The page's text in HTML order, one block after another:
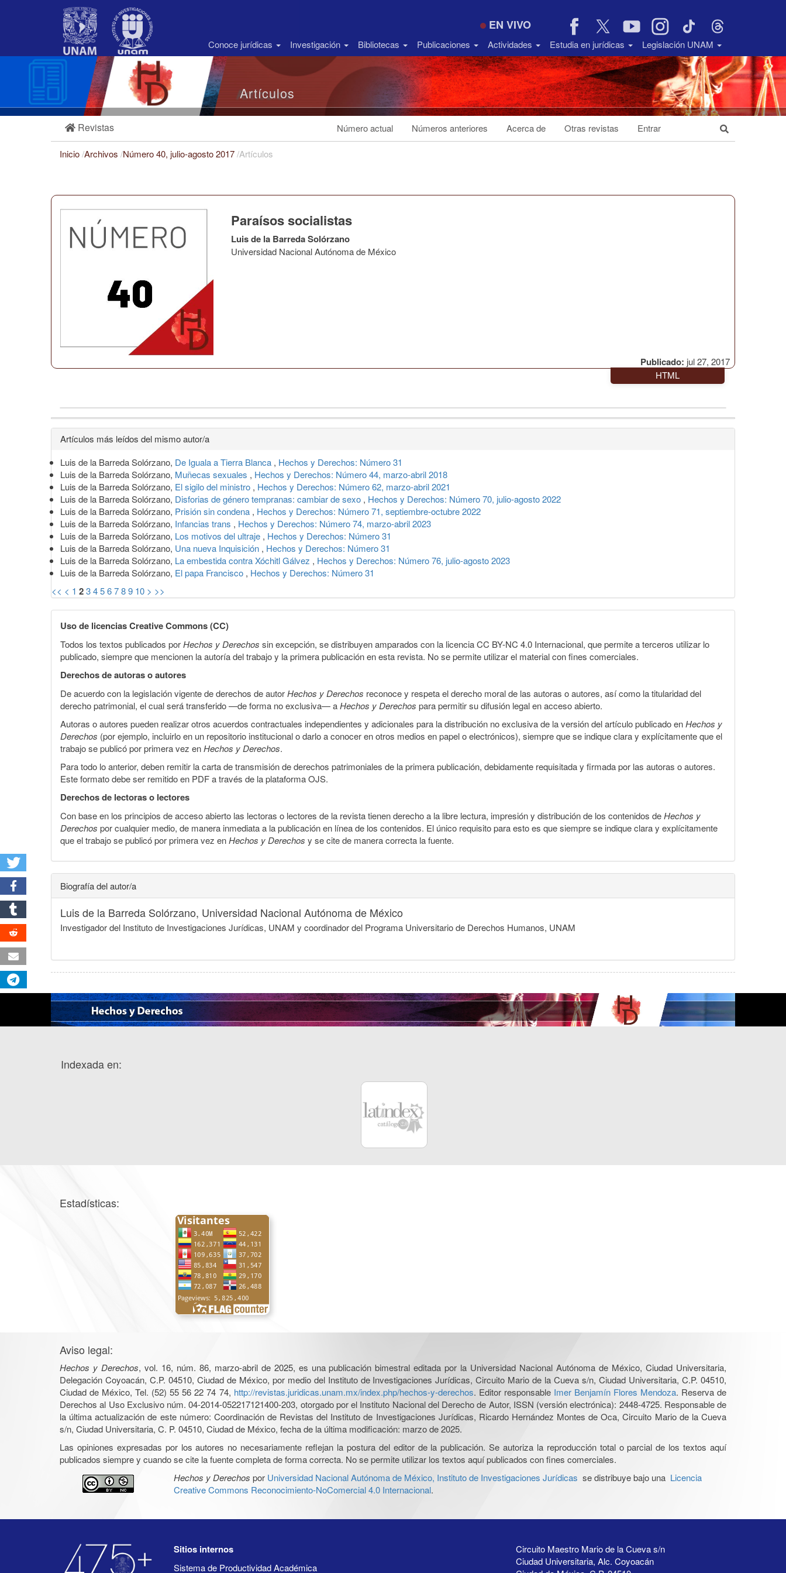
Barra
EN VIVO
Conoce jurídicas Investigación Bibliotecas Publicaciones Actividades Estudia en jurídicas Legislación UNAM
Artículos
Revistas Número actual Números anteriores Acerca de Otras revistas Entrar
Inicio/Archivos /Número 40, julio-agosto 2017/Artículos
Publicado: jul 27, 2017
Paraísos socialistas
Luis de la Barreda Solórzano
Universidad Nacional Autónoma de México
HTML
Detalles
del
artículo
Artículos más leídos del mismo autor/a
Luis de la Barreda Solórzano, De Iguala a Tierra Blanca , Hechos y Derechos: Número 31
Luis de la Barreda Solórzano, Muñecas sexuales , Hechos y Derechos: Número 44, marzo-abril 2018
Luis de la Barreda Solórzano, El sigilo del ministro , Hechos y Derechos: Número 62, marzo-abril 2021
Luis de la Barreda Solórzano, Disforias de género tempranas: cambiar de sexo , Hechos y Derechos: Número 70, julio-agosto 2022
Luis de la Barreda Solórzano, Prisión sin condena , Hechos y Derechos: Número 71, septiembre-octubre 2022
Luis de la Barreda Solórzano, Infancias trans , Hechos y Derechos: Número 74, marzo-abril 2023
Luis de la Barreda Solórzano, Los motivos del ultraje , Hechos y Derechos: Número 31
Luis de la Barreda Solórzano, Una nueva Inquisición , Hechos y Derechos: Número 31
Luis de la Barreda Solórzano, La embestida contra Xóchitl Gálvez , Hechos y Derechos: Número 76, julio-agosto 2023
Luis de la Barreda Solórzano, El papa Francisco , Hechos y Derechos: Número 31
<< < 1 23456789 10 > >>
Uso de licencias Creative Commons (CC)
Todos los textos publicados porHechos y Derechos sin excepción, se distribuyen amparados con la licencia CC BY-NC 4.0 Internacional, que permite a terceros utilizar lo
publicado, siempre que mencionen la autoría del trabajo y la primera publicación en esta revista. No se permite utilizar el material con fines comerciales.
Derechos de autoras o autores
De acuerdo con la legislación vigente de derechos de autorHechos y Derechos reconoce y respeta el derecho moral de las autoras o autores, así como la titularidad del
derecho patrimonial, el cual será transferido —de forma no exclusiva— aHechos y Derechos para permitir su difusión legal en acceso abierto.
Autoras o autores pueden realizar otros acuerdos contractuales independientes y adicionales para la distribución no exclusiva de la versión del artículo publicado enHechos y
Derechos (por ejemplo, incluirlo en un repositorio institucional o darlo a conocer en otros medios en papel o electrónicos), siempre que se indique clara y explícitamente que el
trabajo se publicó por primera vez enHechos y Derechos.
Para todo lo anterior, deben remitir la carta de transmisión de derechos patrimoniales de la primera publicación, debidamente requisitada y firmada por las autoras o autores.
Este formato debe ser remitido en PDF a través de la plataforma OJS.
Derechos de lectoras o lectores
Con base en los principios de acceso abierto las lectoras o lectores de la revista tienen derecho a la libre lectura, impresión y distribución de los contenidos deHechos y
Derechos por cualquier medio, de manera inmediata a la publicación en línea de los contenidos. El único requisito para esto es que siempre se indique clara y explícitamente
que el trabajo se publicó por primera vez enHechos y Derechos y se cite de manera correcta la fuente.
Biografía del autor/a
Luis de la Barreda Solórzano, Universidad Nacional Autónoma de México
Investigador del Instituto de Investigaciones Jurídicas, UNAM y coordinador del Programa Universitario de Derechos Humanos, UNAM
Indexada en:
Estadísticas:
Aviso legal:
Hechos y Derechos, vol. 16, núm. 86, marzo-abril de 2025, es una publicación bimestral editada por la Universidad Nacional Autónoma de México, Ciudad Universitaria,
Delegación Coyoacán, C.P. 04510, Ciudad de México, por medio del Instituto de Investigaciones Jurídicas, Circuito Mario de la Cueva s/n, Ciudad Universitaria, C.P. 04510,
Ciudad de México, Tel. (52) 55 56 22 74 74, http://revistas.juridicas.unam.mx/index.php/hechos-y-derechos. Editor responsable Imer Benjamín Flores Mendoza. Reserva de
Derechos al Uso Exclusivo núm. 04-2014-052217121400-203, otorgado por el Instituto Nacional del Derecho de Autor, ISSN (versión electrónica): 2448-4725. Responsable de
la última actualización de este número: Coordinación de Revistas del Instituto de Investigaciones Jurídicas, Ricardo Hernández Montes de Oca, Circuito Mario de la Cueva
s/n, Ciudad Universitaria, C. P. 04510, Ciudad de México, fecha de la última modificación: marzo de 2025.
Las opiniones expresadas por los autores no necesariamente reflejan la postura del editor de la publicación. Se autoriza la reproducción total o parcial de los textos aquí
publicados siempre y cuando se cite la fuente completa de forma correcta. No se permite utilizar los textos aquí publicados con fines comerciales.
Hechos y Derechos por Universidad Nacional Autónoma de México, Instituto de Investigaciones Jurídicas se distribuye bajo una Licencia
Creative Commons Reconocimiento-NoComercial 4.0 Internacional.
Sitios internos
Sistema de Productividad Académica
Circuito Maestro Mario de la Cueva s/n
Ciudad Universitaria, Alc. Coyoacán